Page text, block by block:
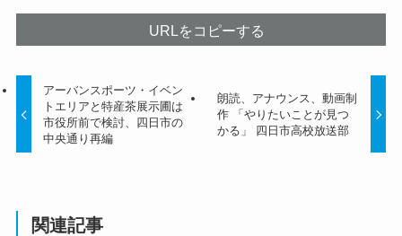
URLをコピーする
アーバンスポーツ・イベン
トエリアと特産茶展示圃は
市役所前で検討、四日市の
中央通り再編
朗読、アナウンス、動画制
作 「やりたいことが見つ
かる」 四日市高校放送部
関連記事